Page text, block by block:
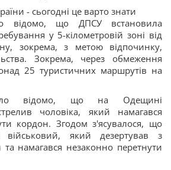
- сьогодні це варто знати
відомо, що ДПСУ встановила
у 5-кілометровій зоні від
зокрема, з метою відпочинку,
Зокрема, через обмеження
25 туристичних маршрутів на
відомо, що на Одещині
чоловіка, який намагався
кордон. Згодом з'ясувалося, що
який дезертував з
та намагався незаконно перетнути